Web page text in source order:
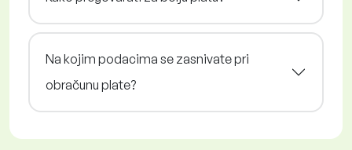
Na kojim podacima se zasnivate pri
obračunu plate?